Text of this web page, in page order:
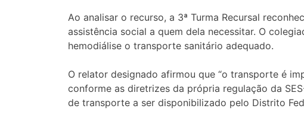
Ao analisar o recurso, a 3ª Turma Recursal
assistência social a quem dela necessitar. O
hemodiálise o transporte sanitário adequado.
O relator designado afirmou que “o transporte é
conforme as diretrizes da própria regulação da
de transporte a ser disponibilizado pelo Distrito